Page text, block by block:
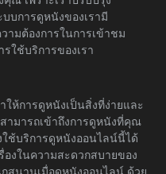
บบการดูหนังของเรามี
ามต้องการในการเข้าชม
ใช้บริการของเรา
ห้การดูหนังเป็นสิ่งที่ง่ายและ
ามารถเข้าถึงการดูหนังที่คุณ
ใช้บริการดูหนังออนไลน์นี้ได้
องในความสะดวกสบายของ